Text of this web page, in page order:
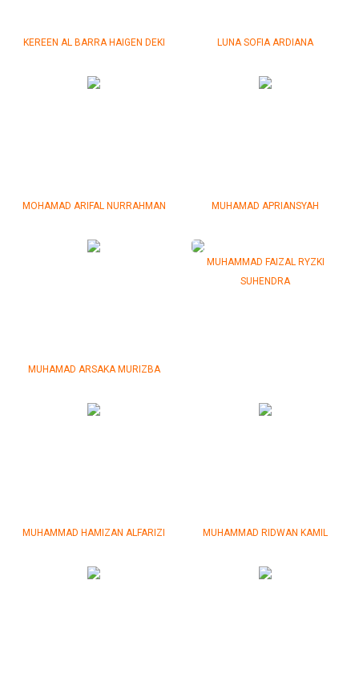
KEREEN AL BARRA HAIGEN DEKI LUNA SOFIA ARDIANA
MOHAMAD ARIFAL NURRAHMAN MUHAMAD APRIANSYAH
MUHAMAD ARSAKA MURIZBA
MUHAMMAD FAIZAL RYZKI
SUHENDRA
MUHAMMAD HAMIZAN ALFARIZI MUHAMMAD RIDWAN KAMIL